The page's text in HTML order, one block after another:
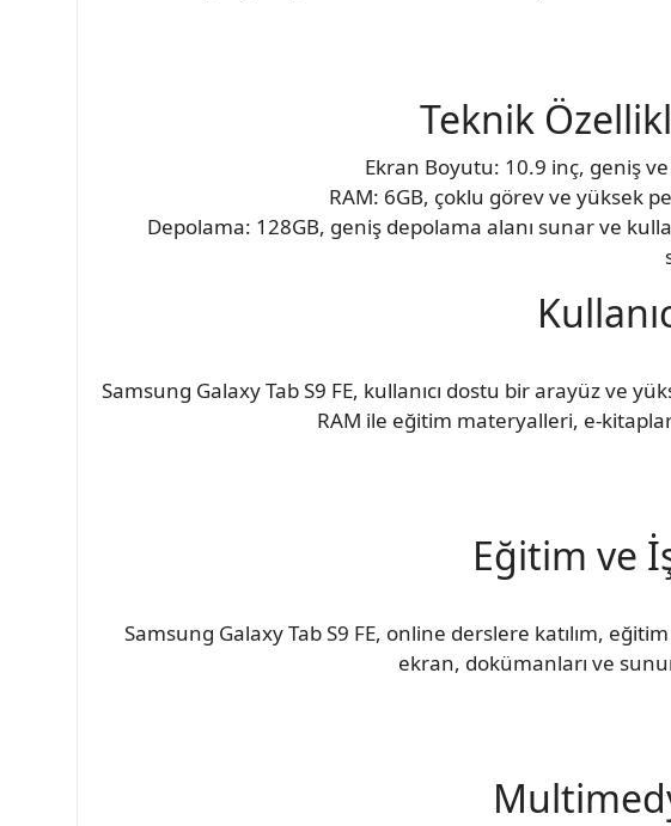
Teknik
Ekran Boyutu: 10.9 inç, geniş
RAM: 6GB, çoklu görev ve yüksek
Depolama: 128GB, geniş depolama alanı sunar ve
Samsung Galaxy Tab S9 FE, kullanıcı dostu bir arayüz ve
RAM ile eğitim materyalleri, e-
Eğitim ve
Samsung Galaxy Tab S9 FE, online derslere katılım,
ekran, dokümanları ve